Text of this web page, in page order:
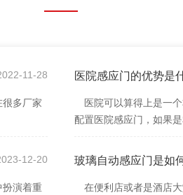
11-28
多厂家
医院感应门的优势是
医院可以算得上是一
配置医院感应门，如果
12-20
扮演着重
玻璃自动感应门是如
在便利店或者是酒店